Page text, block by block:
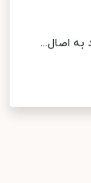
اصال...